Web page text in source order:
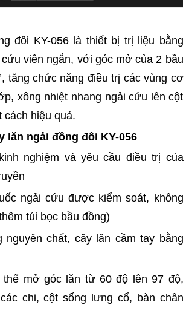
đôi KY-056 là thiết bị trị liệu bằng
viên ngắn, với góc mở của 2 bầu
tăng chức năng điều trị các vùng cơ
xông nhiệt nhang ngải cứu lên cột
cách hiệu quả.
lăn ngải đồng đôi KY-056
nghiệm và yêu cầu điều trị của
ngải cứu được kiểm soát, không
túi bọc bầu đồng)
nguyên chất, cây lăn cầm tay bằng
mở góc lăn từ 60 độ lên 97 độ,
chi, cột sống lưng cổ, bàn chân